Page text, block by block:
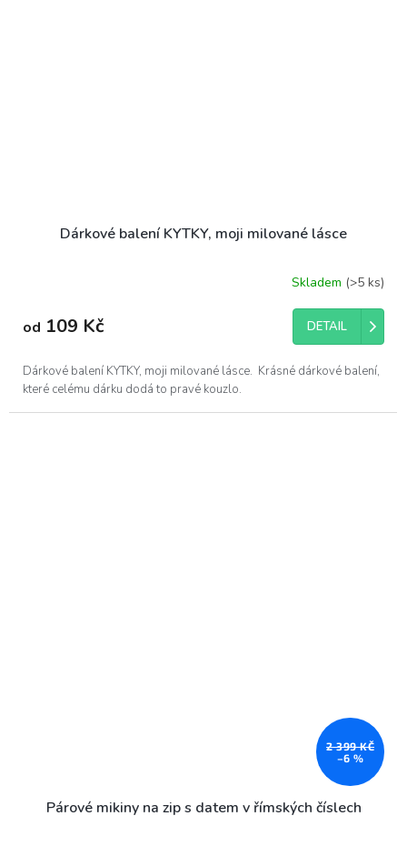
Dárkové balení KYTKY, moji milované lásce
Skladem (>5 ks)
od 109 Kč DETAIL
Dárkové balení KYTKY, moji milované lásce. Krásné dárkové balení,
které celému dárku dodá to pravé kouzlo.
2 399 KČ
–6 %
Párové mikiny na zip s datem v římských číslech